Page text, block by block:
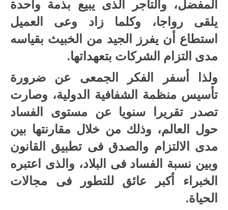
المفضل، والتاجر الذى يبيع بذمة واحدة
يلقى رواجا، وكلما زاد وعى العميل
استطاع أن يفرز الجيد من الخبيث بقياسه
مدى التزام الشركات بتعهداتها.
ولذا أسفر الفكر الجمعى عن ضرورة
تأسيس منظمة الشفافية الدولية، وصارت
تصدر تقريرا سنويا عن مستوى الفساد
حول العالم، وذلك من خلال مقارنتها بين
مدى الالتزام والصدق فى تطبيق القانون
وبين نسبة الفساد فى البلاد، والذى اعتبره
الخبراء أكبر عائق للتطور فى مجالات
الحياة.